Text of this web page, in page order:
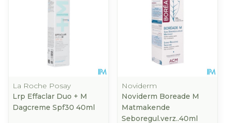
La Roche Posay
Lrp Effaclar Duo + M
Dagcreme Spf30 40ml
Noviderm
Noviderm Boreade M
Matmakende
Seboregul.verz..40ml